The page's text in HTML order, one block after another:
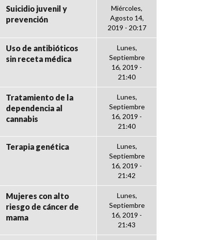
Suicidio juvenil y
prevención
Miércoles,
Agosto 14,
2019 - 20:17
Uso de antibióticos
sin receta médica
Lunes,
Septiembre
16, 2019 -
21:40
Tratamiento de la
dependencia al
cannabis
Lunes,
Septiembre
16, 2019 -
21:40
Terapia genética
Lunes,
Septiembre
16, 2019 -
21:42
Mujeres con alto
riesgo de cáncer de
mama
Lunes,
Septiembre
16, 2019 -
21:43